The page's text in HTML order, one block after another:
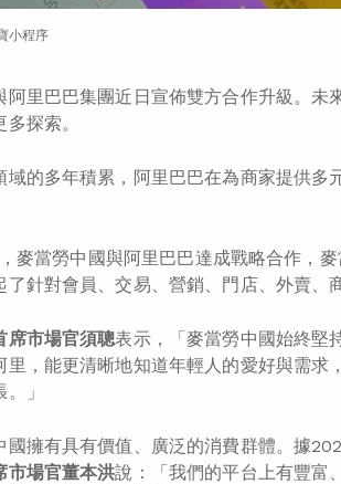
小程序
阿里巴巴集團近日宣佈雙方合作升級。
探索。
域的多年積累，阿里巴巴在為商家提供
麥當勞中國與阿里巴巴達成戰略合作，
了針對會員、交易、營銷、門店、外賣、
席市場官須聰表示，「麥當勞中國始終堅
里，能更清晰地知道年輕人的愛好與需
」
國擁有具有價值、廣泛的消費群體。據
市場官董本洪說：「我們的平台上有豐富